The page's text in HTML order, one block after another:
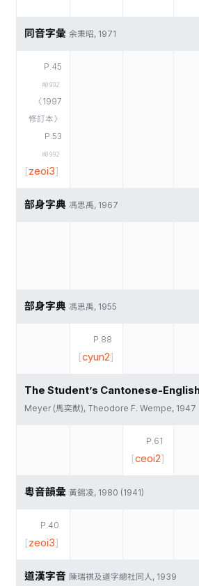
同音字彙 余秉昭, 1971
P.45
#0992
〈1997
修訂本〉
P.53
#0992
[zeoi3]
部身字典 馮思禹, 1967
部身字典 馮思禹, 1955
P.88
[cyun2]
The Student’s Cantonese-
Meyer (馬奕猷), Theodore F. Wempe, 1947
P.61
[ceoi2]
粵音韻彙 黃錫凌, 1980 (1941)
P.40
[zeoi3]
道漢字音 陳瑞祺及道字總社同人, 1939